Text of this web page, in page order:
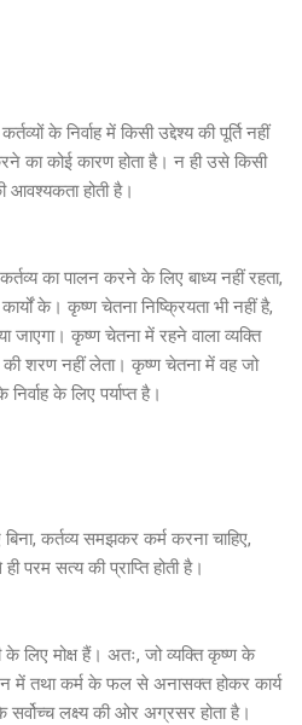
के निर्वाह में किसी उद्देश्य की पूर्ति नहीं
का कोई कारण होता है। न ही उसे किसी
आवश्यकता होती है।
कर्तव्य का पालन करने के लिए बाध्य नहीं रहता,
के। कृष्ण चेतना निष्क्रियता भी नहीं है,
कृष्ण चेतना में रहने वाला व्यक्ति
की शरण नहीं लेता। कृष्ण चेतना में वह जो
के लिए पर्याप्त है।
कर्तव्य समझकर कर्म करना चाहिए,
परम सत्य की प्राप्ति होती है।
के लिए मोक्ष हैं। अतः, जो व्यक्ति कृष्ण के
में तथा कर्म के फल से अनासक्त होकर कार्य
लक्ष्य की ओर अग्रसर होता है।